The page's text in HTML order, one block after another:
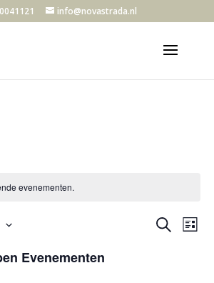
info@novastrada.nl
evenementen.
Zoeken
Lijst
Evenementen